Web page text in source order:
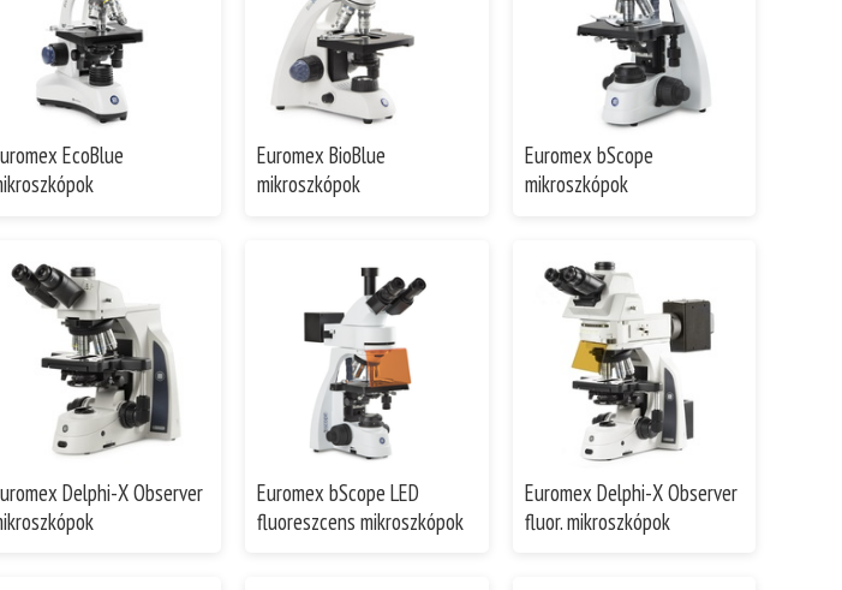
EcoBlue
Euromex BioBlue
mikroszkópok
Euromex bScope
mikroszkópok
Delphi-X Observer
Euromex bScope LED
fluoreszcens mikroszkópok
Euromex Delphi-X Observer
fluor. mikroszkópok